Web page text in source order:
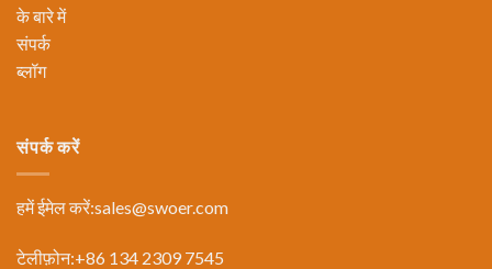
के बारे में
संपर्क
ब्लॉग
संपर्क करें
हमें ईमेल करें:sales@swoer.com
टेलीफ़ोन:+86 134 2309 7545